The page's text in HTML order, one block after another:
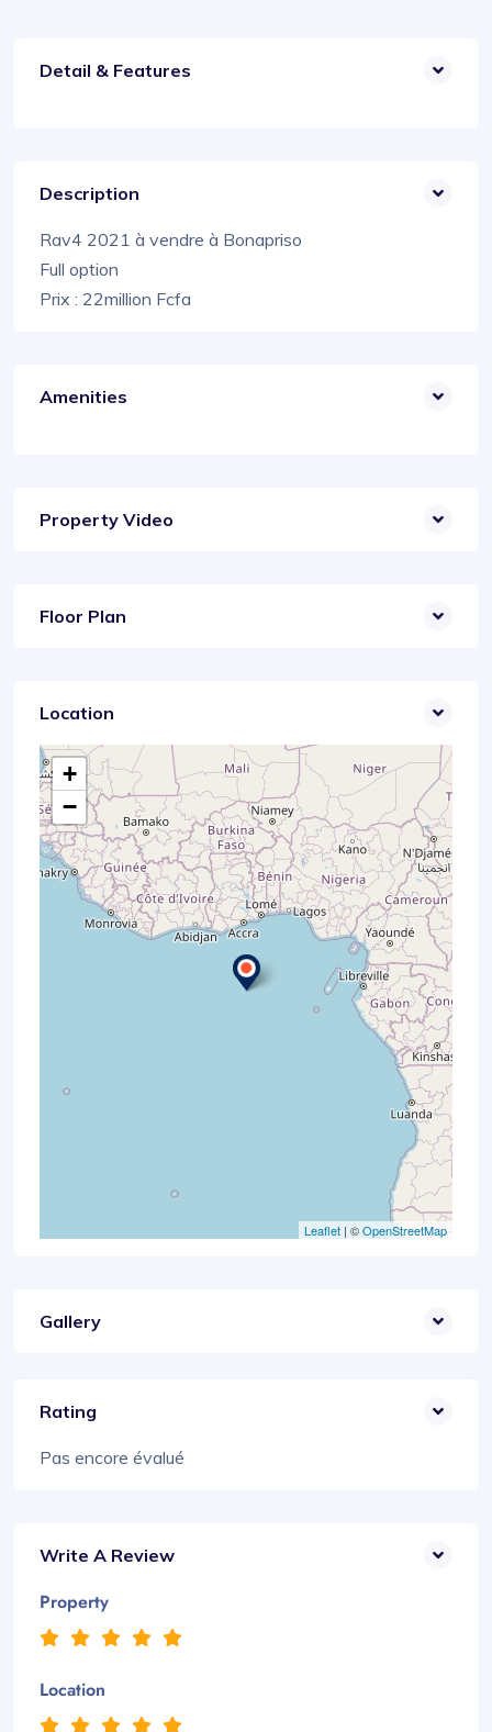
Detail & Features
Description
Rav4 2021 à vendre à Bonapriso
Full option
Prix : 22million Fcfa
Amenities
Property Video
Floor Plan
Location
+
−
Leaflet | ©OpenStreetMap
Gallery
Rating
Pas encore évalué
Write A Review
Property
Location